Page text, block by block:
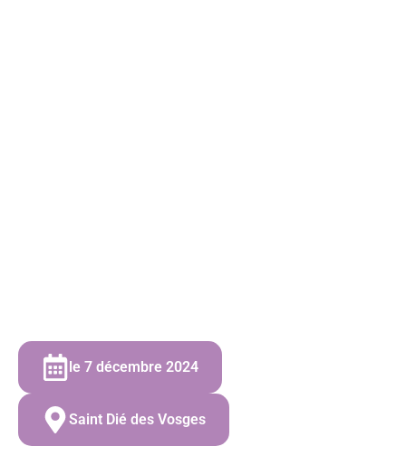
le 7 décembre 2024
Saint Dié des Vosges